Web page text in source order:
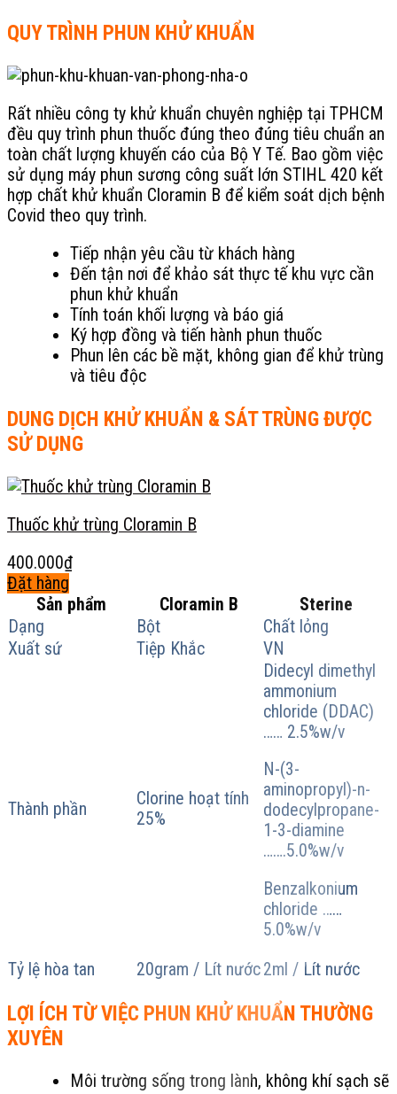
QUY TRÌNH PHUN KHỬ KHUẨN
Rất nhiều công ty khử khuẩn chuyên nghiệp tại TPHCM
đều quy trình phun thuốc đúng theo đúng tiêu chuẩn an
toàn chất lượng khuyến cáo của Bộ Y Tế. Bao gồm việc
sử dụng máy phun sương công suất lớn STIHL 420 kết
hợp chất khử khuẩn Cloramin B để kiểm soát dịch bệnh
Covid theo quy trình.
Tiếp nhận yêu cầu từ khách hàng
Đến tận nơi để khảo sát thực tế khu vực cần
phun khử khuẩn
Tính toán khối lượng và báo giá
Ký hợp đồng và tiến hành phun thuốc
Phun lên các bề mặt, không gian để khử trùng
và tiêu độc
DUNG DỊCH KHỬ KHUẨN & SÁT TRÙNG ĐƯỢC
SỬ DỤNG
Thuốc khử trùng Cloramin B
400.000₫
Đặt hàng
phẩm
này
có
Sản phẩm Cloramin B
Sterine
Dạng
Bột
Chất lỏng
Xuất sứ
Tiệp Khắc VN
Thành phần
Clorine hoạt tính
25%
Didecyl dimethyl
ammonium
chloride (DDAC)
…… 2.5%w/v
N-(3-
aminopropyl)-n-
dodecylpropane-
1-3-diamine
…….5.0%w/v
Benzalkonium
chloride ……
5.0%w/v
Tỷ lệ hòa tan
20gram / Lít nước2ml / Lít nước
LỢI ÍCH TỪ VIỆC PHUN KHỬ KHUẨN THƯỜNG
XUYÊN
Môi trường sống trong lành, không khí sạch sẽ